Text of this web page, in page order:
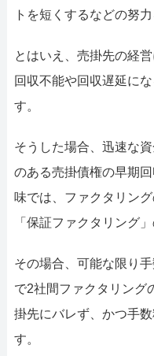
トを短くするなどの努
とはいえ、売掛先の経
回収不能や回収遅延に
す。
そうした場合、迅速な
のある売掛債権の早期
味では、ファクタリン
「保証ファクタリング
その場合、可能な限り
で2社間ファクタリング
掛先にバレず、かつ手
す。